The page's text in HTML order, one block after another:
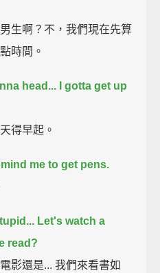
生啊？不，我們現在先算
時間。
head... I gotta get up
得早起。
me to get pens.
Let's watch a
read?
影還是... 我們來看書如